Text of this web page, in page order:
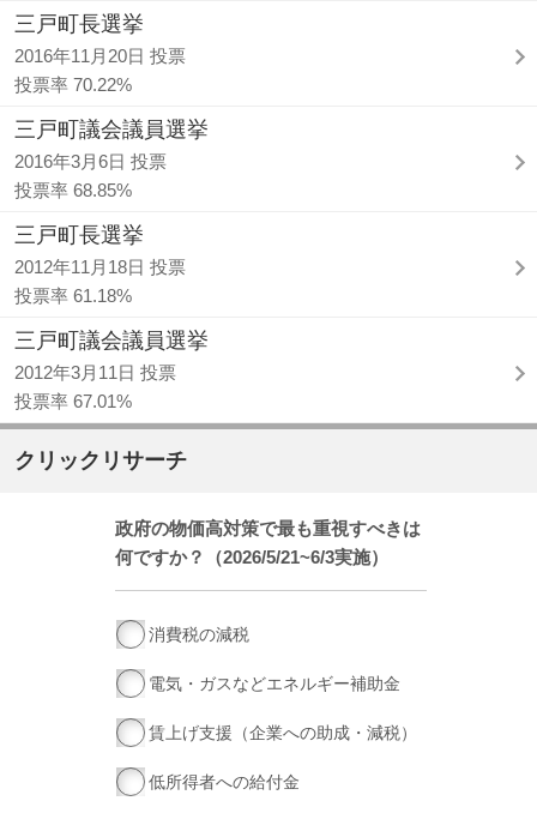
三戸町長選挙
2016年11月20日 投票
投票率 70.22%
三戸町議会議員選挙
2016年3月6日 投票
投票率 68.85%
三戸町長選挙
2012年11月18日 投票
投票率 61.18%
三戸町議会議員選挙
2012年3月11日 投票
投票率 67.01%
クリックリサーチ
政府の物価高対策で最も重視すべきは
何ですか？（2026/5/21~6/3実施）
消費税の減税
電気・ガスなどエネルギー補助金
賃上げ支援（企業への助成・減税）
低所得者への給付金